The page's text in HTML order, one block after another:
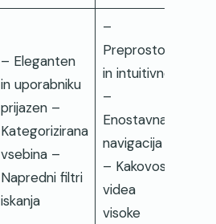
– Eleganten
in uporabniku
prijazen –
Kategorizirana
vsebina –
Napredni filtri
iskanja
–
Preprosto
in intuitivno
–
Enostavna
navigacija
– Kakovost
videa
visoke